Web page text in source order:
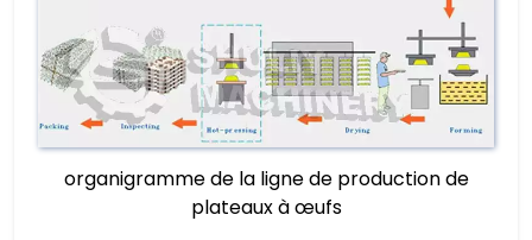
organigramme de la ligne de production de
plateaux à œufs